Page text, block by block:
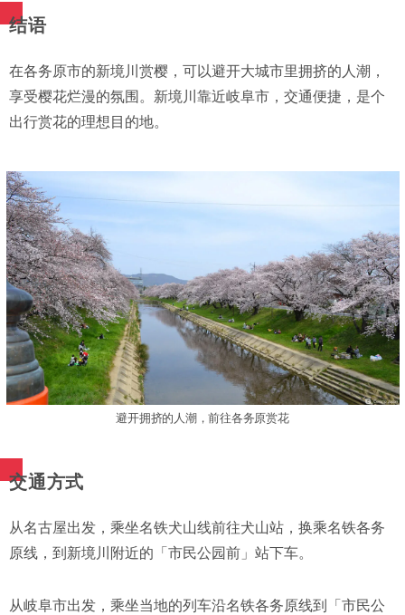
结语
在各务原市的新境川赏樱，可以避开大城市里拥挤的人潮，
享受樱花烂漫的氛围。新境川靠近岐阜市，交通便捷，是个
出行赏花的理想目的地。
避开拥挤的人潮，前往各务原赏花
交通方式
从名古屋出发，乘坐名铁犬山线前往犬山站，换乘名铁各务
原线，到新境川附近的「市民公园前」站下车。
从岐阜市出发，乘坐当地的列车沿名铁各务原线到「市民公